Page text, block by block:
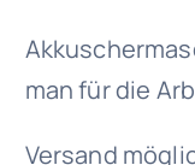
man für die
Versand